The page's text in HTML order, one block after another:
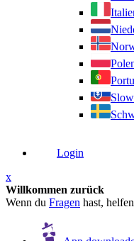
Login
x
Willkommen zurück
Wenn du Fragen hast,